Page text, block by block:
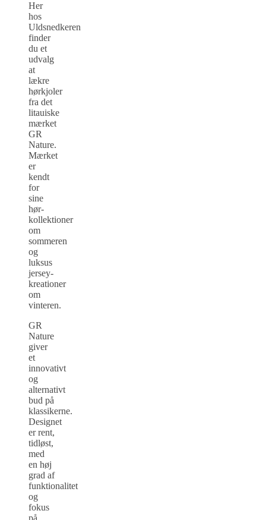
Her
hos
Uldsnedkeren
finder
du et
udvalg
at
lækre
hørkjoler
fra det
litauiske
mærket
GR
Nature.
Mærket
er
kendt
for
sine
hør-
kollektioner
om
sommeren
og
luksus
jersey-
kreationer
om
vinteren.
GR
Nature
giver
et
innovativt
og
alternativt
bud på
klassikerne.
Designet
er rent,
tidløst,
med
en høj
grad af
funktionalitet
og
fokus
på